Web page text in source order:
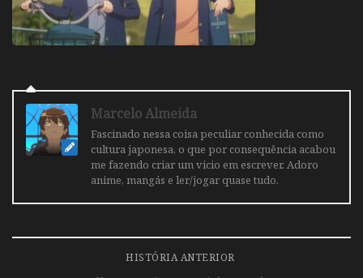
Marcelo Almeida
Fascinado nessa coisa peculiar conhecida como
cultura japonesa, o que por consequência acabou
me fazendo criar um vicio em escrever. Adoro
anime, mangás e ler/jogar quase tudo.
HISTÓRIA ANTERIOR